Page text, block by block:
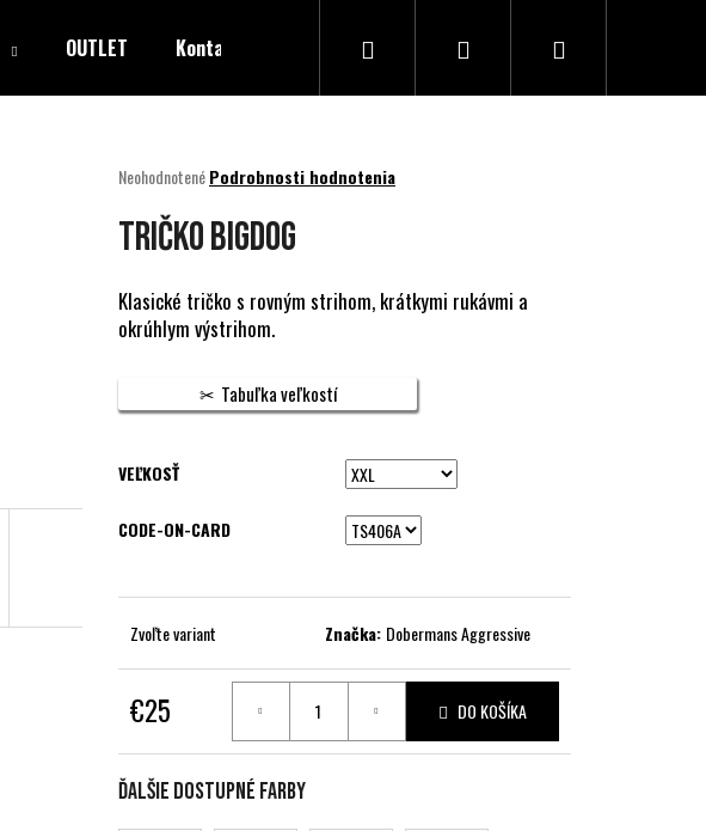
OUTLET Kontakty Hľadať PrihlásenieNákupný
Priemerné
produktu
z
5
hviezdičiek.
NeohodnotenéPodrobnosti hodnotenia
Tričko BIGDOG
Klasické tričko s rovným strihom, krátkymi rukávmi a
okrúhlym výstrihom.
Tabuľka veľkostí
VEĽKOSŤ
CODE-ON-CARD
Zvoľte variant Značka: Dobermans Aggressive
€25
cena:
DO KOŠÍKA
Ďalšie dostupné farby